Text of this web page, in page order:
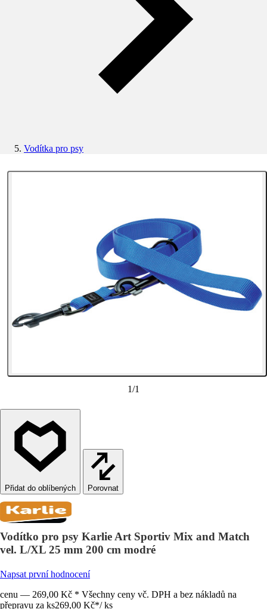
Vodítka pro psy
1/1
Porovnat
Vodítko pro psy Karlie Art Sportiv Mix and Match
vel. L/XL 25 mm 200 cm modré
Napsat první hodnocení
cenu — 269,00 Kč * Všechny ceny vč. DPH a bez nákladů na
přepravu za ks269,00 Kč*/ ks